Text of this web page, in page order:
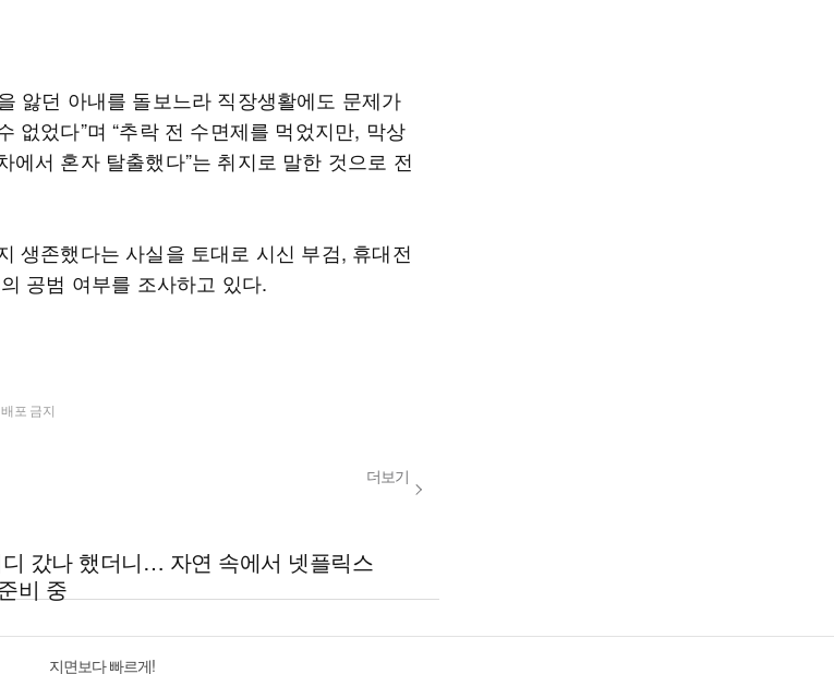
앓던 아내를 돌보느라 직장생활에도 문제가
없었다”며 “추락 전 수면제를 먹었지만, 막상
에서 혼자 탈출했다”는 취지로 말한 것으로 전
생존했다는 사실을 토대로 시신 부검, 휴대전
공범 여부를 조사하고 있다.
포 금지
더보기
갔나 했더니… 자연 속에서 넷플릭스
비 중
지면보다 빠르게!